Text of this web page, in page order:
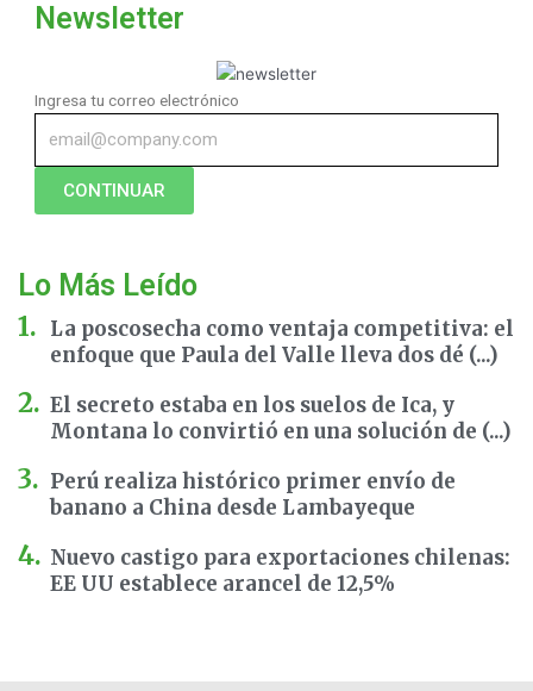
Newsletter
Ingresa tu correo electrónico
CONTINUAR
Lo Más Leído
La poscosecha como ventaja competitiva: el
enfoque que Paula del Valle lleva dos dé (...)
El secreto estaba en los suelos de Ica, y
Montana lo convirtió en una solución de (...)
Perú realiza histórico primer envío de
banano a China desde Lambayeque
Nuevo castigo para exportaciones chilenas:
EE UU establece arancel de 12,5%